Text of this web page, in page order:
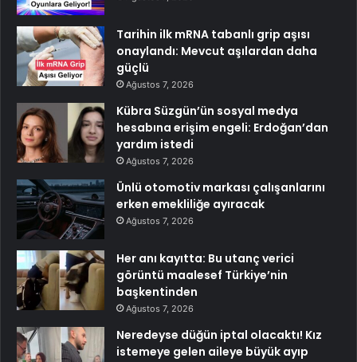
Tarihin ilk mRNA tabanlı grip aşısı
onaylandı: Mevcut aşılardan daha
güçlü
Ağustos 7, 2026
Kübra Süzgün’ün sosyal medya
hesabına erişim engeli: Erdoğan’dan
yardım istedi
Ağustos 7, 2026
Ünlü otomotiv markası çalışanlarını
erken emekliliğe ayıracak
Ağustos 7, 2026
Her anı kayıtta: Bu utanç verici
görüntü maalesef Türkiye’nin
başkentinden
Ağustos 7, 2026
Neredeyse düğün iptal olacaktı! Kız
istemeye gelen aileye büyük ayıp